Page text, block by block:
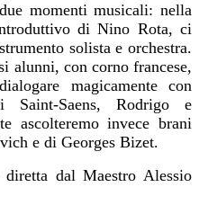
momenti musicali: nella
di Nino Rota, ci
solista e orchestra.
alunni, con corno francese,
magicamente con
Saint-Saens, Rodrigo e
ascolteremo invece brani
e di Georges Bizet.
diretta dal Maestro Alessio